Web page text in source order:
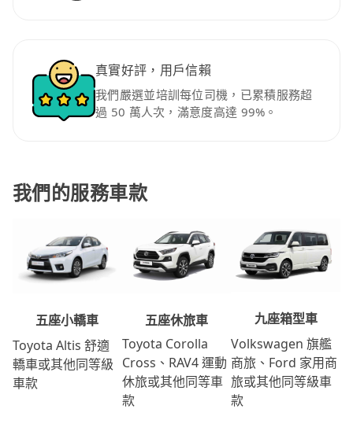
真實好評，用戶信賴
我們嚴選並培訓每位司機，已累積服務超
過 50 萬人次，滿意度高達 99%。
我們的服務車款
五座小轎車
Toyota Altis 舒適
轎車或其他同等級
車款
五座休旅車
Toyota Corolla
Cross、RAV4 運動
休旅或其他同等車
款
九座箱型車
Volkswagen 旗艦
商旅、Ford 家用商
旅或其他同等級車
款